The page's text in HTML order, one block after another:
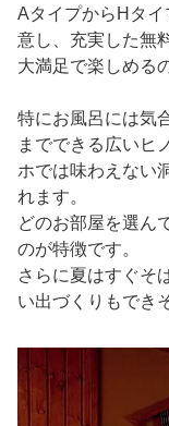
AタイプからHタ
意し、充実した無
大満足で楽しめる
特にお風呂には気
までできる広いヒ
ホでは味わえない
れます。
どのお部屋を選ん
のが特徴です。
さらに夏はすぐそ
い出づくりもでき